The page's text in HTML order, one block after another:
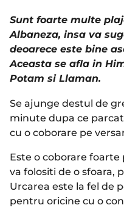
Sunt foarte multe
Albaneza, insa va
deoarece este bine
Aceasta se afla in
Potam si Llaman.
Se ajunge destul de
minute dupa ce
cu o coborare pe
Este o coborare foarte
va folositi de o sfoara,
Urcarea este la fel de
pentru oricine cu o